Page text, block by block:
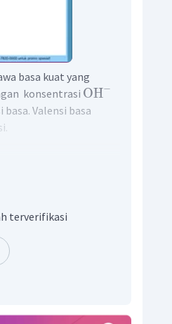
basa kuat yang
konsentrasi OH−
Valensi basa
4×10 M
terverifikasi